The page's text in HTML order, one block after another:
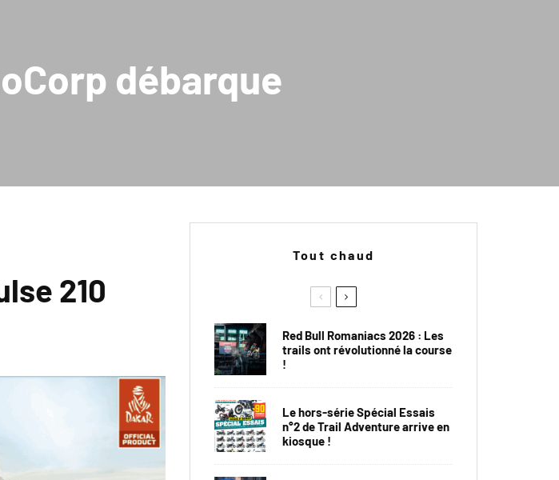
débarque
210
Tout chaud
Red Bull Romaniacs 2026 : Les
trails ont révolutionné la course
!
Le hors-série Spécial Essais
n°2 de Trail Adventure arrive en
kiosque !